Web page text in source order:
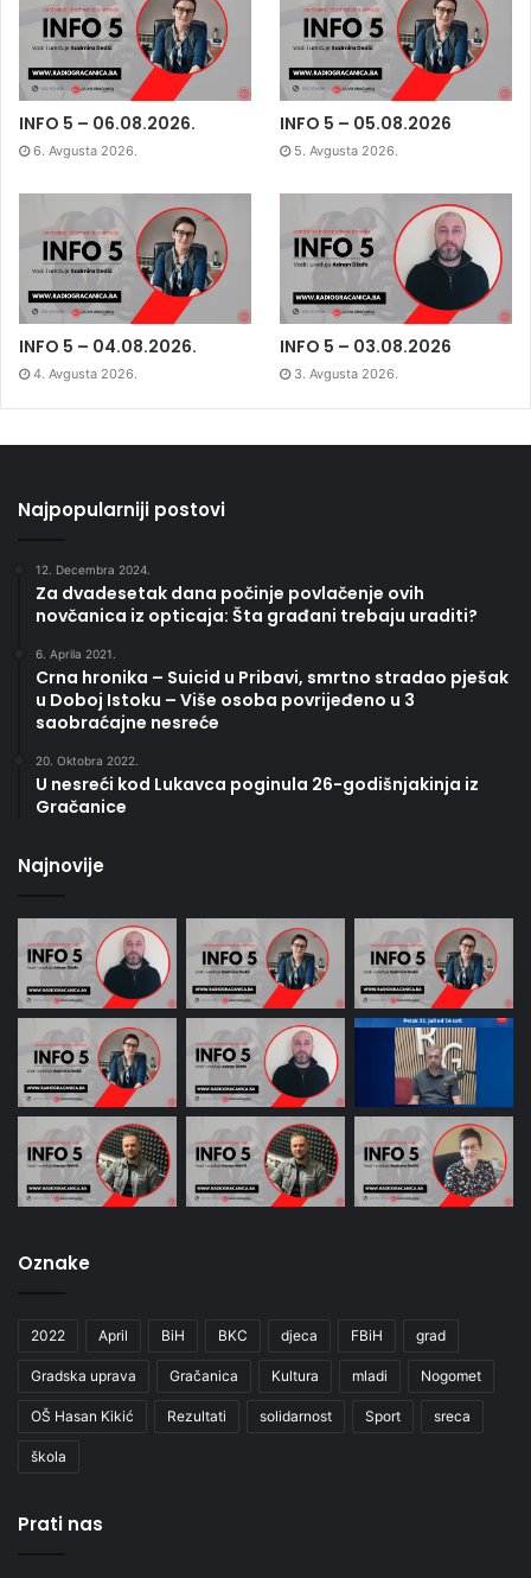
INFO 5 – 06.08.2026.
6. Avgusta 2026.
INFO 5 – 05.08.2026
5. Avgusta 2026.
INFO 5 – 04.08.2026.
4. Avgusta 2026.
INFO 5 – 03.08.2026
3. Avgusta 2026.
Najpopularniji postovi
12. Decembra 2024.
Za dvadesetak dana počinje povlačenje ovih
novčanica iz opticaja: Šta građani trebaju uraditi?
6. Aprila 2021.
Crna hronika – Suicid u Pribavi, smrtno stradao pješak
u Doboj Istoku – Više osoba povrijeđeno u 3
saobraćajne nesreće
20. Oktobra 2022.
U nesreći kod Lukavca poginula 26-godišnjakinja iz
Gračanice
Najnovije
Oznake
2022 April BiH BKC djeca FBiH grad
Gradska uprava Gračanica Kultura mladi Nogomet
OŠ Hasan Kikić Rezultati solidarnost Sport sreca
škola
Prati nas